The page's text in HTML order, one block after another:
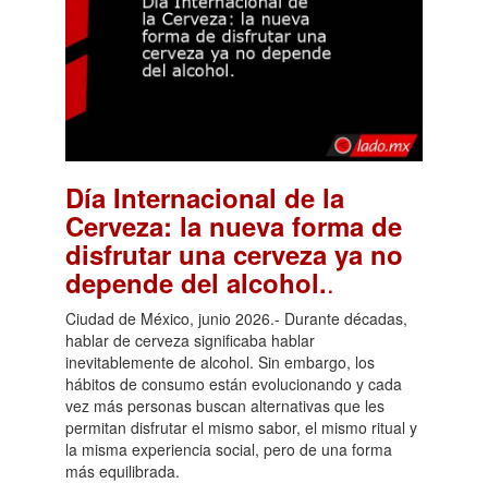
Día Internacional de la
Cerveza: la nueva forma de
disfrutar una cerveza ya no
depende del alcohol..
Ciudad de México, junio 2026.- Durante décadas,
hablar de cerveza significaba hablar
inevitablemente de alcohol. Sin embargo, los
hábitos de consumo están evolucionando y cada
vez más personas buscan alternativas que les
permitan disfrutar el mismo sabor, el mismo ritual y
la misma experiencia social, pero de una forma
más equilibrada.